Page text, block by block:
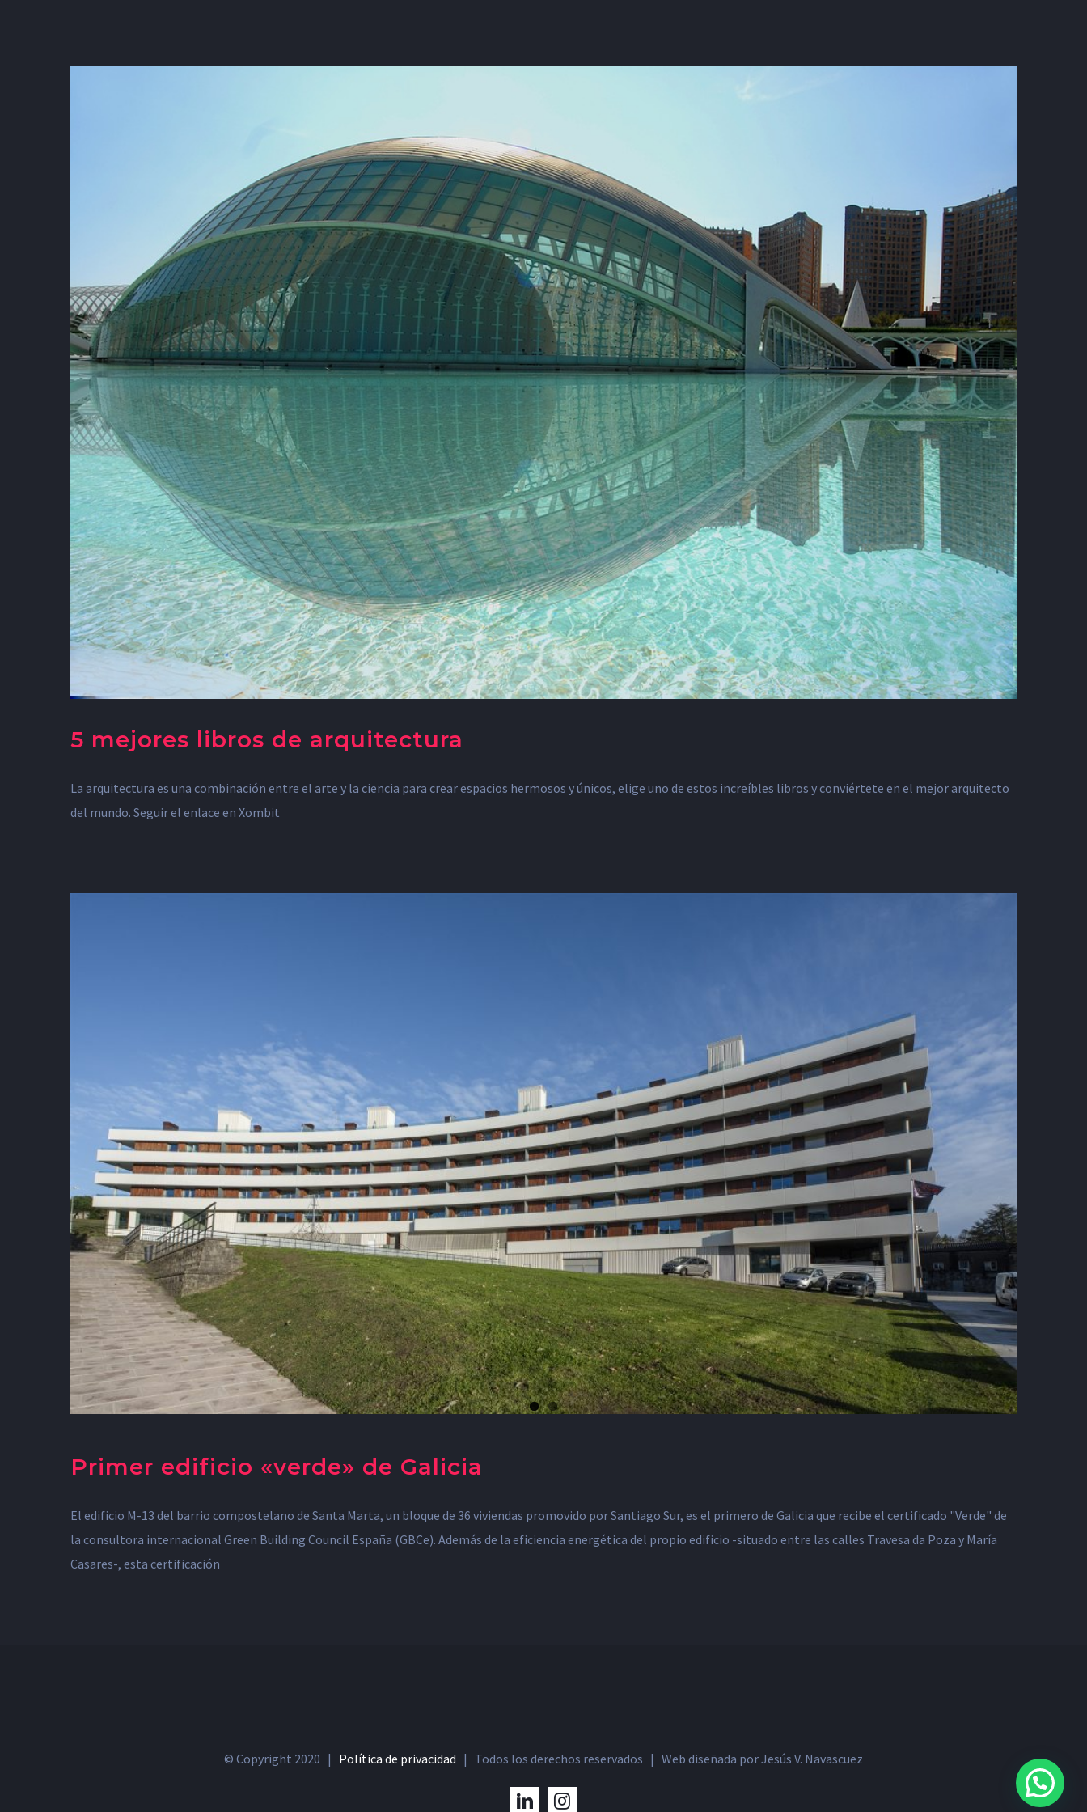
5 mejores libros de arquitectura
La arquitectura es una combinación entre el arte y la ciencia para crear espacios hermosos y únicos, elige uno de estos increíbles libros y conviértete en el mejor arquitecto
del mundo. Seguir el enlace en Xombit
Primer edificio «verde» de Galicia
El edificio M-13 del barrio compostelano de Santa Marta, un bloque de 36 viviendas promovido por Santiago Sur, es el primero de Galicia que recibe el certificado "Verde" de
la consultora internacional Green Building Council España (GBCe). Además de la eficiencia energética del propio edificio -situado entre las calles Travesa da Poza y María
Casares-, esta certificación
© Copyright 2020 | Política de privacidad | Todos los derechos reservados | Web diseñada por Jesús V. Navascuez
LinkedInInstagram